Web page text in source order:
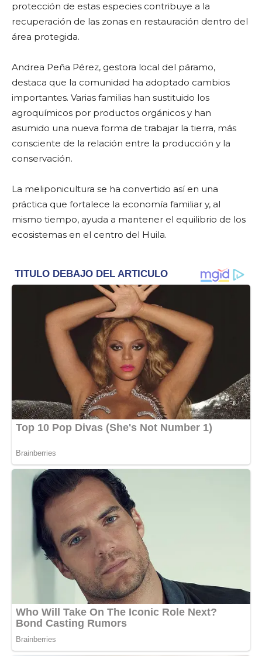
protección de estas especies contribuye a la
recuperación de las zonas en restauración dentro del
área protegida.
Andrea Peña Pérez, gestora local del páramo,
destaca que la comunidad ha adoptado cambios
importantes. Varias familias han sustituido los
agroquímicos por productos orgánicos y han
asumido una nueva forma de trabajar la tierra, más
consciente de la relación entre la producción y la
conservación.
La meliponicultura se ha convertido así en una
práctica que fortalece la economía familiar y, al
mismo tiempo, ayuda a mantener el equilibrio de los
ecosistemas en el centro del Huila.